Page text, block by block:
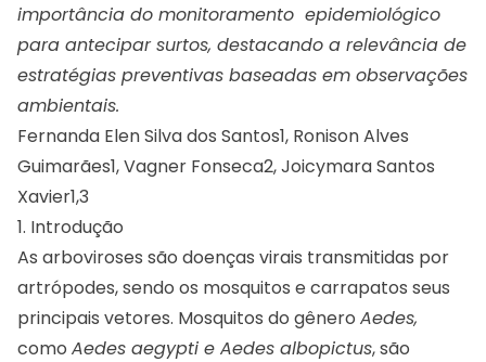
importância do monitoramento epidemiológico
para antecipar surtos, destacando a relevância de
estratégias preventivas baseadas em observações
ambientais.
Fernanda Elen Silva dos Santos1, Ronison Alves
Guimarães1, Vagner Fonseca2, Joicymara Santos
Xavier1,3
1. Introdução
As arboviroses são doenças virais transmitidas por
artrópodes, sendo os mosquitos e carrapatos seus
principais vetores. Mosquitos do gênero Aedes,
como Aedes aegypti e Aedes albopictus, são